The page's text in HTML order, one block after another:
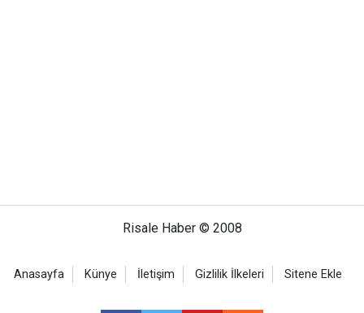
Risale Haber © 2008
Anasayfa Künye İletişim Gizlilik İlkeleri Sitene Ekle